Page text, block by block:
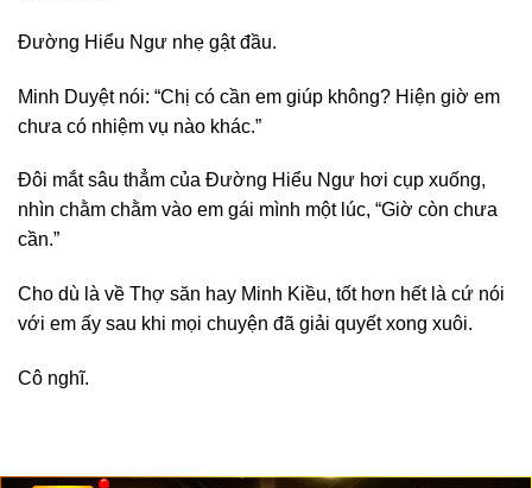
Đường Hiểu Ngư nhẹ gật đầu.
Minh Duyệt nói: “Chị có cần em giúp không? Hiện giờ em
chưa có nhiệm vụ nào khác.”
Đôi mắt sâu thẳm của Đường Hiểu Ngư hơi cụp xuống,
nhìn chằm chằm vào em gái mình một lúc, “Giờ còn chưa
cần.”
Cho dù là về Thợ săn hay Minh Kiều, tốt hơn hết là cứ nói
với em ấy sau khi mọi chuyện đã giải quyết xong xuôi.
Cô nghĩ.